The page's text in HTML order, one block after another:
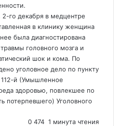
го декабря в медцентре
в клинику женщина
была диагностирована
головного мозга и
шок и кома. По
уголовное дело по пункту
112-й (Умышленное
здоровью, повлекшее по
потерпевшего) Уголовного
0 474 1 минута чтения